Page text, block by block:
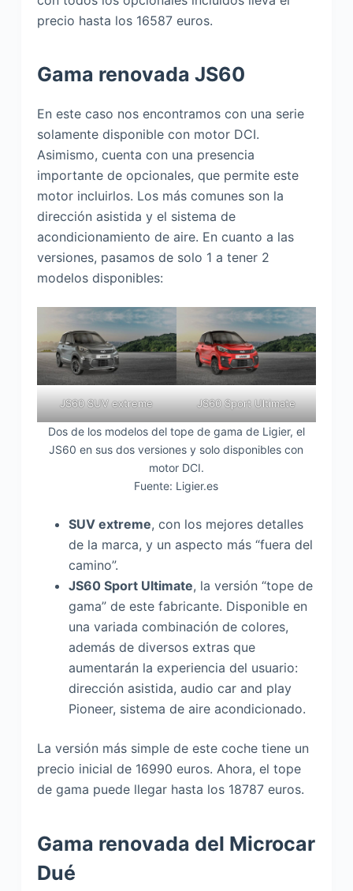
precio hasta los 16587 euros.
Gama renovada JS60
En este caso nos encontramos con una serie
solamente disponible con motor DCI.
Asimismo, cuenta con una presencia
importante de opcionales, que permite este
motor incluirlos. Los más comunes son la
dirección asistida y el sistema de
acondicionamiento de aire. En cuanto a las
versiones, pasamos de solo 1 a tener 2
modelos disponibles:
JS60 SUV extreme JS60 Sport Ultimate
Dos de los modelos del tope de gama de Ligier, el
JS60 en sus dos versiones y solo disponibles con
motor DCI.
Fuente: Ligier.es
SUV extreme, con los mejores detalles
de la marca, y un aspecto más “fuera del
camino”.
JS60 Sport Ultimate, la versión “tope de
gama” de este fabricante. Disponible en
una variada combinación de colores,
además de diversos extras que
aumentarán la experiencia del usuario:
dirección asistida, audio car and play
Pioneer, sistema de aire acondicionado.
La versión más simple de este coche tiene un
precio inicial de 16990 euros. Ahora, el tope
de gama puede llegar hasta los 18787 euros.
Gama renovada del Microcar
Dué